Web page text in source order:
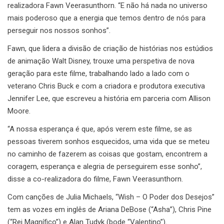
realizadora Fawn Veerasunthorn. “E não há nada no universo
mais poderoso que a energia que temos dentro de nós para
perseguir nos nossos sonhos”.
Fawn, que lidera a divisão de criação de histórias nos estúdios
de animação Walt Disney, trouxe uma perspetiva de nova
geração para este filme, trabalhando lado a lado com o
veterano Chris Buck e com a criadora e produtora executiva
Jennifer Lee, que escreveu a história em parceria com Allison
Moore.
“A nossa esperança é que, após verem este filme, se as
pessoas tiverem sonhos esquecidos, uma vida que se meteu
no caminho de fazerem as coisas que gostam, encontrem a
coragem, esperança e alegria de perseguirem esse sonho”,
disse a co-realizadora do filme, Fawn Veerasunthorn.
Com canções de Julia Michaels, “Wish – O Poder dos Desejos”
tem as vozes em inglês de Ariana DeBose (“Asha”), Chris Pine
(“Rei Magnífico”) e Alan Tudyk (bode “Valentino”).